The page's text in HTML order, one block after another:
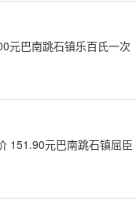
元巴南跳石镇乐百氏一次
151.90元巴南跳石镇屈臣